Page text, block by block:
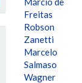
Freitas
Robson
Zanetti
Marcelo
Salmaso
Wagner